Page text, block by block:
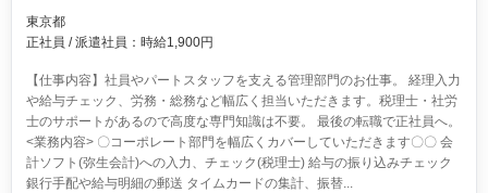
東京都
正社員 / 派遣社員：時給1,900円
【仕事内容】社員やパートスタッフを支える管理部門のお仕事。 経理入力
や給与チェック、労務・総務など幅広く担当いただきます。税理士・社労
士のサポートがあるので高度な専門知識は不要。 最後の転職で正社員へ。
<業務内容> 〇コーポレート部門を幅広くカバーしていただきます〇〇 会
計ソフト(弥生会計)への入力、チェック(税理士) 給与の振り込みチェック
銀行手配や給与明細の郵送 タイムカードの集計、振替...